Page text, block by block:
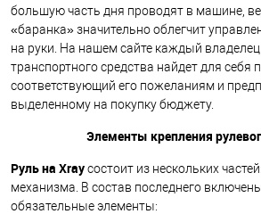
большую часть дня проводят в машине,
«баранка» значительно облегчит
на руки. На нашем сайте каждый владелец
транспортного средства найдет для себя
соответствующий его пожеланиям и
выделенному на покупку бюджету.
Элементы крепления
Руль на Xrayсостоит из нескольких
механизма. В состав последнего
обязательные элементы: